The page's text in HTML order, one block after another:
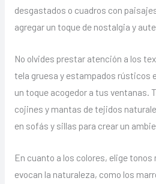
desgastados o cuadros con
agregar un toque de nostalgia y
No olvides prestar atención a los
tela gruesa y estampados rústicos
un toque acogedor a tus ventanas.
cojines y mantas de tejidos
en sofás y sillas para crear un
En cuanto a los colores, elige
evocan la naturaleza, como los